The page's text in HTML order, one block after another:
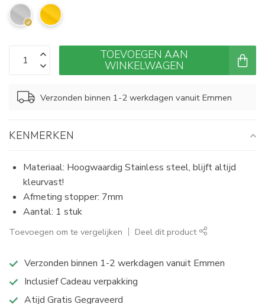
TOEVOEGEN AAN
WINKELWAGEN
Verzonden binnen 1-2 werkdagen vanuit Emmen
KENMERKEN
Materiaal: Hoogwaardig Stainless steel, blijft altijd
kleurvast!
Afmeting stopper: 7mm
Aantal: 1 stuk
Toevoegen om te vergelijken Deel dit product
Verzonden binnen 1-2 werkdagen vanuit Emmen
Inclusief Cadeau verpakking
Atijd Gratis Gegraveerd